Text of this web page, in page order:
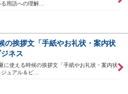
用語への理解…
の挨拶文「手紙やお礼状・案内状
ネス
に使える時候の挨拶文「手紙やお礼状・案内状
ュアル＆ビ…